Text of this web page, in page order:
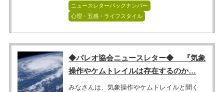
ニュースレターバックナンバー
心理・五感・ライフスタイル
◆パレオ協会ニュースレター◆ 『気象
操作やケムトレイルは存在するのか…
みなさんは、気象操作やケムトレイルと聞く